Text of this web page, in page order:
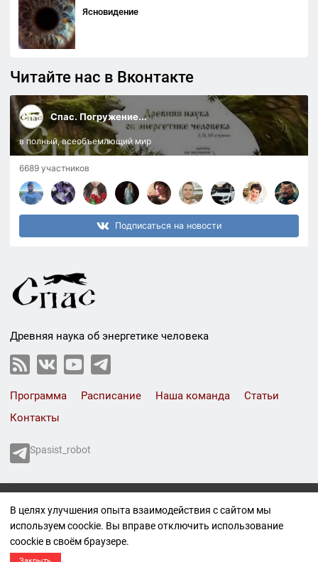
Ясновидение
Читайте нас в Вконтакте
Спас. Погружение...
в полный, всеобъемлющий мир
6689 участников
Подписаться на новости
Древняя наука об энергетике человека
Программа Расписание Наша команда
Статьи
Контакты
Spasist_robot
Все права защищены.
Политика конфиденциальности
Правовая информация
Материал 16+
В целях улучшения опыта взаимодействия с сайтом мы
используем coockie. Вы вправе отключить использование
coockie в своём браузере.